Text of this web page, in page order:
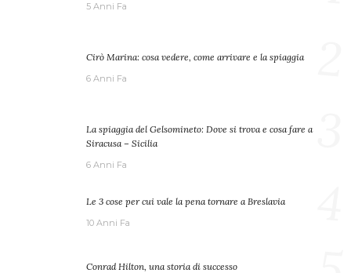
5 Anni Fa
Cirò Marina: cosa vedere, come arrivare e la spiaggia
6 Anni Fa
La spiaggia del Gelsomineto: Dove si trova e cosa fare a
Siracusa – Sicilia
6 Anni Fa
Le 3 cose per cui vale la pena tornare a Breslavia
10 Anni Fa
Conrad Hilton, una storia di successo